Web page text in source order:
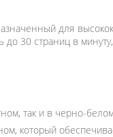
для
30 страниц в
так и в черно-